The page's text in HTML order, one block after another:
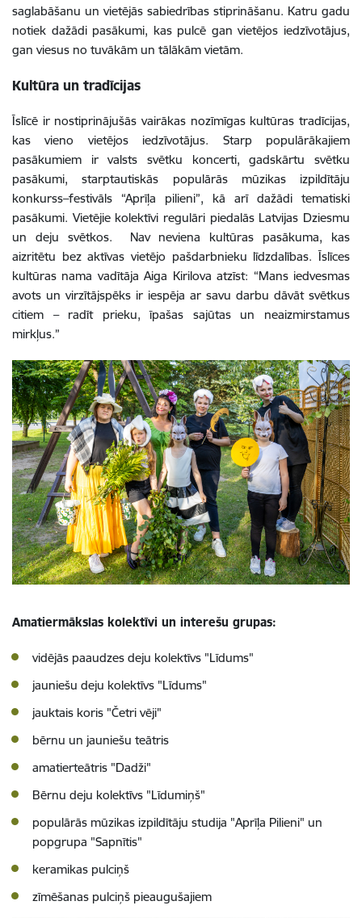
saglabāšanu un vietējās sabiedrības stiprināšanu. Katru gadu
notiek dažādi pasākumi, kas pulcē gan vietējos iedzīvotājus,
gan viesus no tuvākām un tālākām vietām.
Kultūra un tradīcijas
Īslīcē ir nostiprinājušās vairākas nozīmīgas kultūras tradīcijas,
kas vieno vietējos iedzīvotājus. Starp populārākajiem
pasākumiem ir valsts svētku koncerti, gadskārtu svētku
pasākumi, starptautiskās populārās mūzikas izpildītāju
konkurss–festivāls “Aprīļa pilieni”, kā arī dažādi tematiski
pasākumi. Vietējie kolektīvi regulāri piedalās Latvijas Dziesmu
un deju svētkos. Nav neviena kultūras pasākuma, kas
aizritētu bez aktīvas vietējo pašdarbnieku līdzdalības. Īslīces
kultūras nama vadītāja Aiga Kirilova atzīst: “Mans iedvesmas
avots un virzītājspēks ir iespēja ar savu darbu dāvāt svētkus
citiem – radīt prieku, īpašas sajūtas un neaizmirstamus
mirkļus.”
Amatiermākslas kolektīvi un interešu grupas:
vidējās paaudzes deju kolektīvs "Līdums"
jauniešu deju kolektīvs "Līdums"
jauktais koris "Četri vēji"
bērnu un jauniešu teātris
amatierteātris "Dadži"
Bērnu deju kolektīvs "Līdumiņš"
populārās mūzikas izpildītāju studija "Aprīļa Pilieni" un
popgrupa "Sapnītis"
keramikas pulciņš
zīmēšanas pulciņš pieaugušajiem